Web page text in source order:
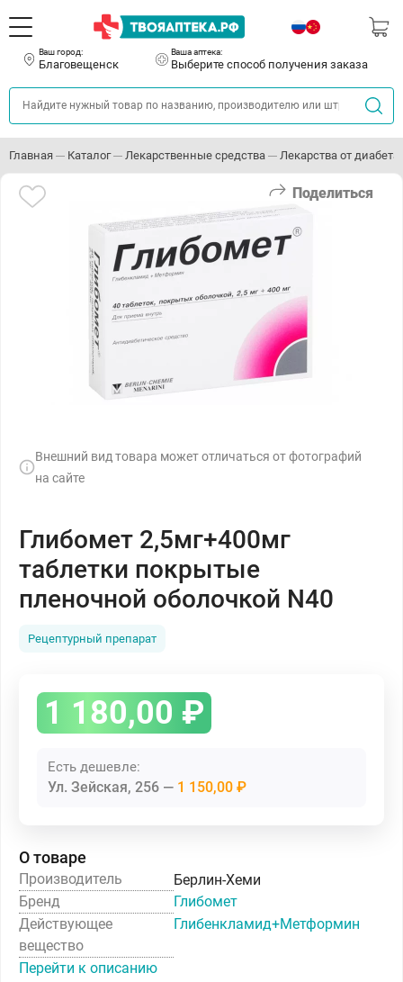
Ваш город:
Благовещенск
Ваша аптека:
Выберите способ получения заказа
Главная Каталог Лекарственные средства Лекарства от диабета
Поделиться
Внешний вид товара может отличаться от фотографий
на сайте
Глибомет 2,5мг+400мг
таблетки покрытые
пленочной оболочкой N40
Рецептурный препарат
1 180,00 ₽
Есть дешевле:
Ул. Зейская, 256 1 150,00 ₽
О товаре
Производитель
Берлин-Хеми
Бренд
Глибомет
Действующее
вещество
Глибенкламид+Метформин
Перейти к описанию